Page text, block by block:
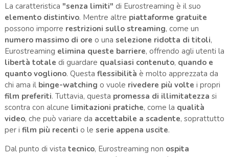
La caratteristica "senza limiti" di Eurostreaming è il suo
elemento distintivo. Mentre altre piattaforme gratuite
possono imporre restrizioni sullo streaming, come un
numero massimo di ore o una selezione ridotta di titoli,
Eurostreaming elimina queste barriere, offrendo agli utenti la
libertà totale di guardare qualsiasi contenuto, quando e
quanto vogliono. Questa flessibilità è molto apprezzata da
chi ama il binge-watching o vuole rivedere più volte i propri
film preferiti. Tuttavia, questa promessa di illimitatezza si
scontra con alcune limitazioni pratiche, come la qualità
video, che può variare da accettabile a scadente, soprattutto
per i film più recenti o le serie appena uscite.
Dal punto di vista tecnico, Eurostreaming non ospita